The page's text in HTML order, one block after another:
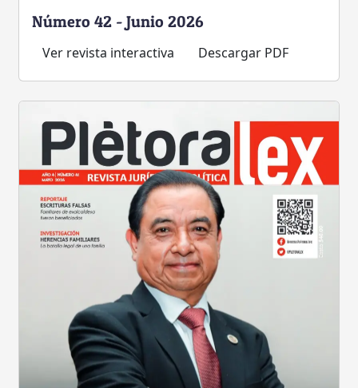
Número 42 - Junio 2026
Ver revista interactiva Descargar PDF